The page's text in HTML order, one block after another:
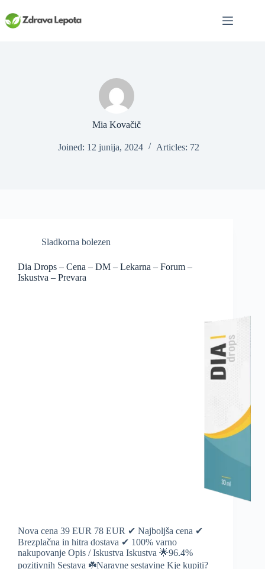
to
content
Mia Kovačič
Joined: 12 junija, 2024 Articles: 72
Sladkorna bolezen
Dia Drops – Cena – DM – Lekarna – Forum –
Iskustva – Prevara
Nova cena 39 EUR 78 EUR ✔ Najboljša cena ✔
Brezplačna in hitra dostava ✔ 100% varno
nakupovanje Opis / Iskustva Iskustva 🌟96.4%
pozitivnih Sestava ☘️Naravne sestavine Kje kupiti?